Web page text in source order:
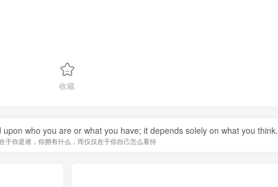
收藏
who you are or what you have; it depends solely on what you think.
于你是谁，你拥有什么，而仅仅在于你自己怎么看待